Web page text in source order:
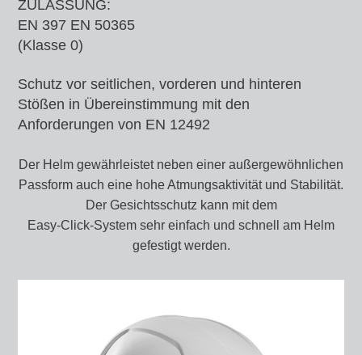
ZULASSUNG:
EN 397 EN 50365
(Klasse 0)
Schutz vor seitlichen, vorderen und hinteren
Stößen in Übereinstimmung mit den
Anforderungen von EN 12492
Der Helm gewährleistet neben einer außergewöhnlichen
Passform auch eine hohe Atmungsaktivität und Stabilität.
Der Gesichtsschutz kann mit dem
Easy-Click-System sehr einfach und schnell am Helm
gefestigt werden.